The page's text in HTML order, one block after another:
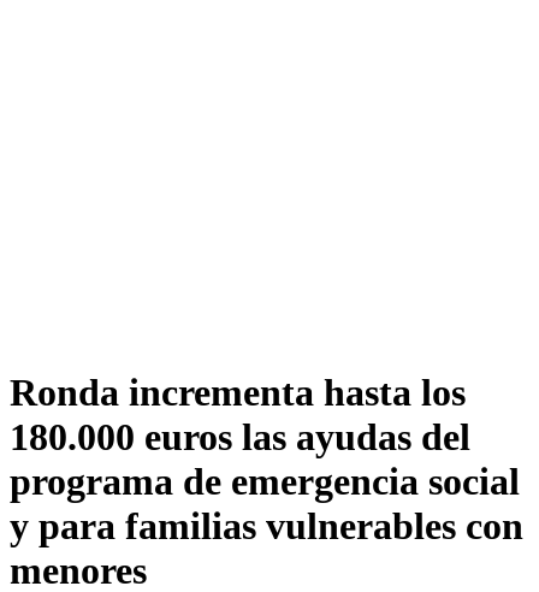
Ronda incrementa hasta los
180.000 euros las ayudas del
programa de emergencia social
y para familias vulnerables con
menores